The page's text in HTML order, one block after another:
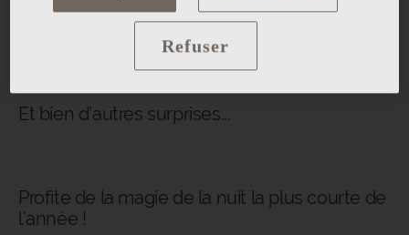
Spectacle de magie
Et bien d’autres surprises...
Profite de la magie de la nuit la plus courte de
l’année !
Refuser